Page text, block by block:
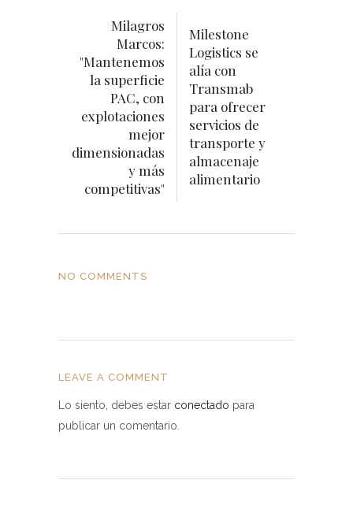
Milagros
Marcos:
"Mantenemos
la superficie
PAC, con
explotaciones
mejor
dimensionadas
y más
competitivas"
Milestone
Logistics se
alía con
Transmab
para ofrecer
servicios de
transporte y
almacenaje
alimentario
NO COMMENTS
LEAVE A COMMENT
Lo siento, debes estar conectado para
publicar un comentario.